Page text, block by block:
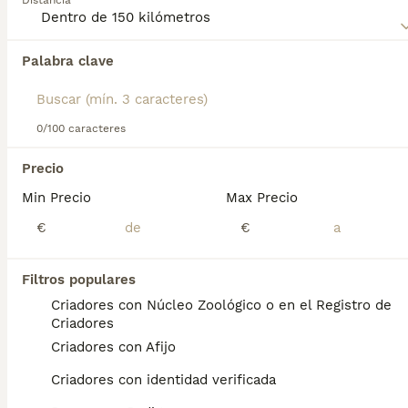
Palabra clave
0/100 caracteres
Precio
Min Precio
€
Max Precio
€
Filtros populares
Criadores con Núcleo Zoológico o en el Registro de
Criadores
Criadores con Afijo
Criadores con identidad verificada
sobre esta raza de perro.
Encontramos 0 Pumi Perros en adopcion en
Si deseas exactamente esta búsqueda guarda tu
búsqueda y espera el resultado perfecto:
Preguntas frecuentes
¿Los perros pumi son buenas
mascotas?
Ideal para quienes entienden a los perros
pastores activos e inteligentes con un
carácter independiente. Esto puede